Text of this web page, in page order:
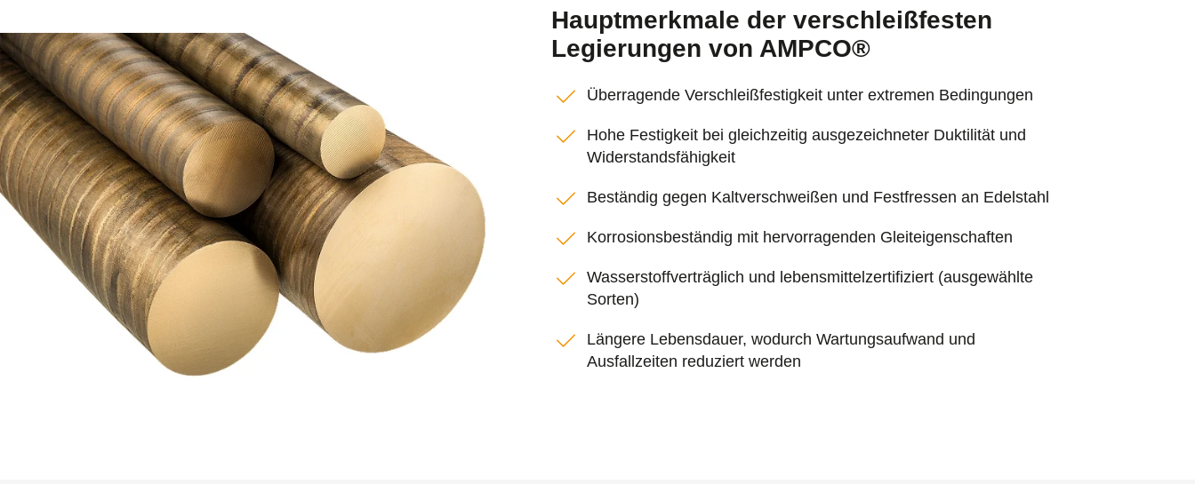
Hauptmerkmale der verschleißfesten
Legierungen von AMPCO®
Überragende Verschleißfestigkeit unter extremen Bedingungen
Hohe Festigkeit bei gleichzeitig ausgezeichneter Duktilität und
Widerstandsfähigkeit
Beständig gegen Kaltverschweißen und Festfressen an Edelstahl
Korrosionsbeständig mit hervorragenden Gleiteigenschaften
Wasserstoffverträglich und lebensmittelzertifiziert (ausgewählte
Sorten)
Längere Lebensdauer, wodurch Wartungsaufwand und
Ausfallzeiten reduziert werden